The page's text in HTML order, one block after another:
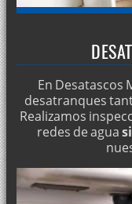
Limpieza y
Reparación de
Desatascos con
Bombeos de agua
Limpieza de
Limpieza de
Mantenimiento de
En Desatascos
desatranques
Realizamos
redes de agua